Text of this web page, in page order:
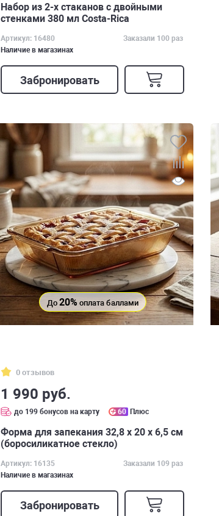
Набор из 2-х стаканов с двойными
стенками 380 мл Costa-Rica
Артикул: 16480
Заказали 100 раз
Наличие в магазинах
Забронировать
До 20% оплата баллами
0 отзывов
1 990 руб.
до 199 бонусов на карту 60 Плюс
Форма для запекания 32,8 x 20 х 6,5 см
(боросиликатное стекло)
Артикул: 16135
Заказали 109 раз
Наличие в магазинах
Забронировать